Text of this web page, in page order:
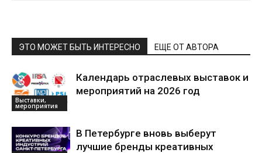
ЭТО МОЖЕТ БЫТЬ ИНТЕРЕСНО ЕЩЕ ОТ АВТОРА
Выставки,
мероприятия
Календарь отраслевых выставок и
мероприятий на 2026 год
В Петербурге вновь выберут
лучшие бренды креативных